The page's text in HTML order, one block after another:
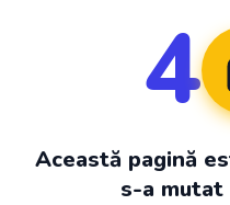
4
Această pagină
s-a mutat